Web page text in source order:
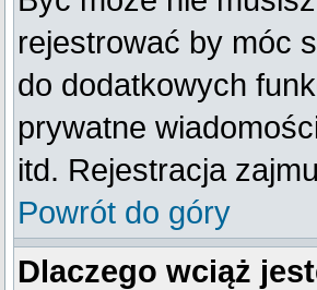
rejestrować by móc
do dodatkowych
prywatne
itd. Rejestracja
Powrót do góry
Dlaczego wciąż